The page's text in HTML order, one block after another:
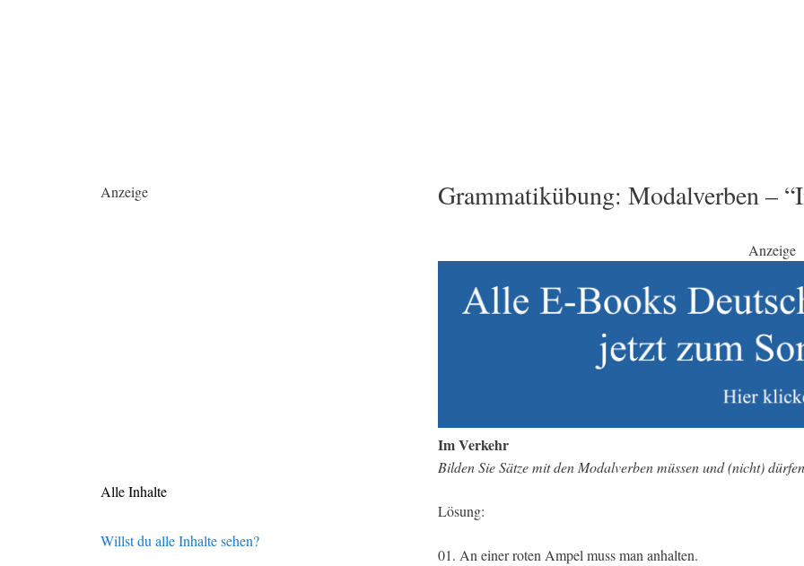
Grammatikübung: Modalverben –
Anzeige
Im Verkehr
Bilden Sie Sätze mit den Modalverben müssen und (nicht)
Lösung:
01. An einer roten Ampel muss man anhalten.
Anzeige
Alle Inhalte
Willst du alle Inhalte sehen?